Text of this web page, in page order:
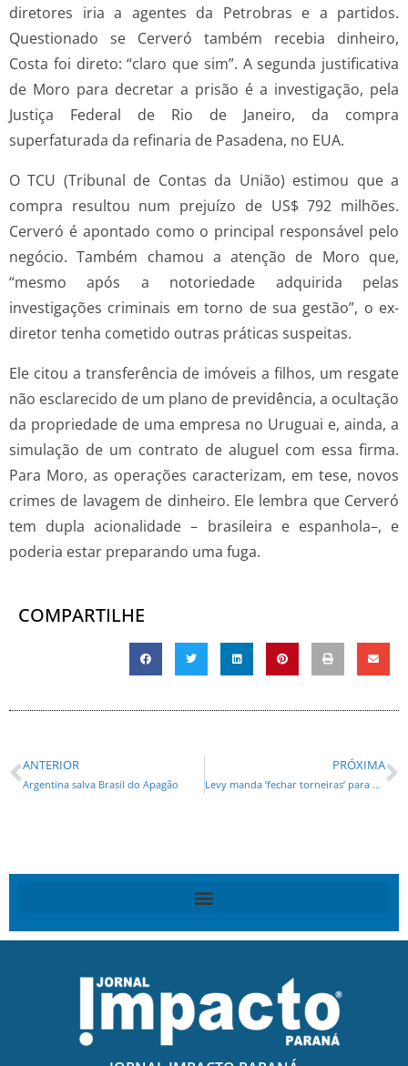
diretores iria a agentes da Petrobras e a partidos.
Questionado se Cerveró também recebia dinheiro,
Costa foi direto: “claro que sim”. A segunda justificativa
de Moro para decretar a prisão é a investigação, pela
Justiça Federal de Rio de Janeiro, da compra
superfaturada da refinaria de Pasadena, no EUA.
O TCU (Tribunal de Contas da União) estimou que a
compra resultou num prejuízo de US$ 792 milhões.
Cerveró é apontado como o principal responsável pelo
negócio. Também chamou a atenção de Moro que,
“mesmo após a notoriedade adquirida pelas
investigações criminais em torno de sua gestão”, o ex-
diretor tenha cometido outras práticas suspeitas.
Ele citou a transferência de imóveis a filhos, um resgate
não esclarecido de um plano de previdência, a ocultação
da propriedade de uma empresa no Uruguai e, ainda, a
simulação de um contrato de aluguel com essa firma.
Para Moro, as operações caracterizam, em tese, novos
crimes de lavagem de dinheiro. Ele lembra que Cerveró
tem dupla acionalidade – brasileira e espanhola–, e
poderia estar preparando uma fuga.
COMPARTILHE
ANTERIOR
Argentina salva Brasil do Apagão
PRÓXIMA
Levy manda ‘fechar torneiras’ para Estados e municípios